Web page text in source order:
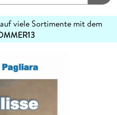
viele Sortimente mit dem